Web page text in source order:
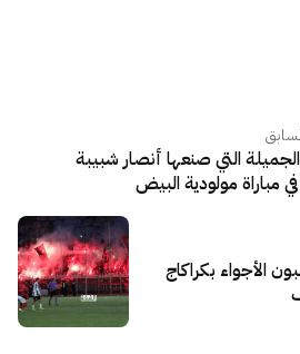
الجميلة التي صنعها أنصار شبيبة
مباراة مولودية البيض
الأجواء بكراكاج